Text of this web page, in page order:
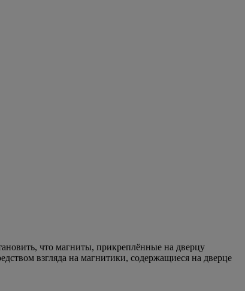
что магниты, прикреплённые на дверцу
взгляда на магнитики, содержащиеся на дверце